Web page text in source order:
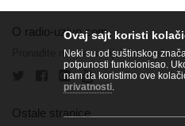
O radio-uzivo.com
Pronađite nas na socijalnim
Ostale stranice
Ovaj sajt koristi
Neki su od suštinskog
potpunosti funkcionisao.
nam da koristimo ove
privatnosti.